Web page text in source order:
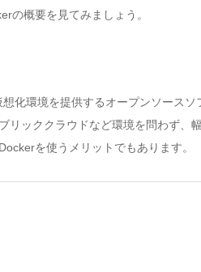
の概要を見てみましょう。
化環境を提供するオープンソース
リッククラウドなど環境を問わず
を使うメリットでもあります。